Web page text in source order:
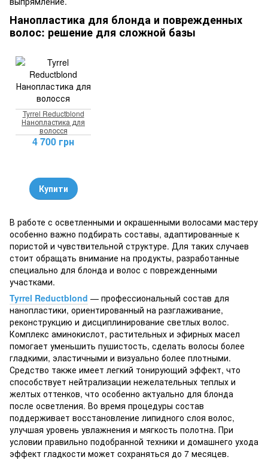
Нанопластика для блонда и поврежденных
волос: решение для сложной базы
Tyrrel Reductblond
Нанопластика для
волосся
4 700 грн
Купити
В работе с осветленными и окрашенными волосами мастеру
особенно важно подбирать составы, адаптированные к
пористой и чувствительной структуре. Для таких случаев
стоит обращать внимание на продукты, разработанные
специально для блонда и волос с поврежденными
участками.
Tyrrel Reductblond — профессиональный состав для
нанопластики, ориентированный на разглаживание,
реконструкцию и дисциплинирование светлых волос.
Комплекс аминокислот, растительных и эфирных масел
помогает уменьшить пушистость, сделать волосы более
гладкими, эластичными и визуально более плотными.
Средство также имеет легкий тонирующий эффект, что
способствует нейтрализации нежелательных теплых и
желтых оттенков, что особенно актуально для блонда
после осветления. Во время процедуры состав
поддерживает восстановление липидного слоя волос,
улучшая уровень увлажнения и мягкость полотна. При
условии правильно подобранной техники и домашнего ухода
эффект гладкости может сохраняться до 7 месяцев.